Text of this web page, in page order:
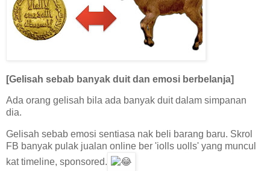
[Gelisah sebab banyak duit dan emosi berbelanja]
Ada orang gelisah bila ada banyak duit dalam simpanan
dia.
Gelisah sebab emosi sentiasa nak beli barang baru. Skrol
FB banyak pulak jualan online ber 'iolls uolls' yang muncul
kat timeline, sponsored.